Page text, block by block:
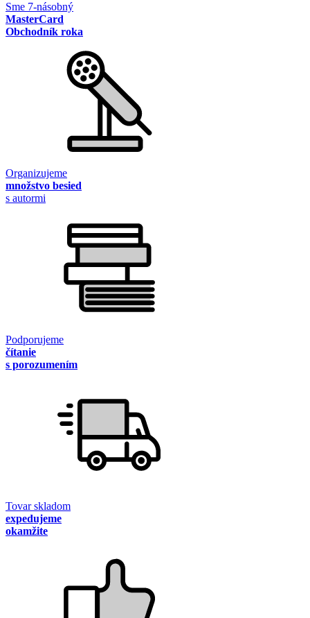
Sme 7-násobný
MasterCard
Obchodník roka
Organizujeme
množstvo besied
s autormi
Podporujeme
čítanie
s porozumením
Tovar skladom
expedujeme
okamžite